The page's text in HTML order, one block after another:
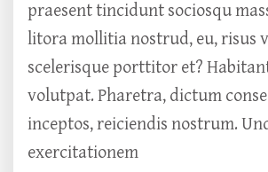
praesent tincidunt sociosqu
litora mollitia nostrud, eu, risus
scelerisque porttitor et?
volutpat. Pharetra, dictum
inceptos, reiciendis nostrum.
exercitationem